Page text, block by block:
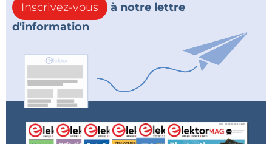
Accord automatique du circuit d‘entrée en MA
Commutation de largeur de bande en MA
Syntonisation par codeur rotatif
Mémoire des stations (30 en MA et 30 en MF)
Micrologiciel à code source ouvert
Interface ISP
Inscrivez-vous
à notre lettre
d'information